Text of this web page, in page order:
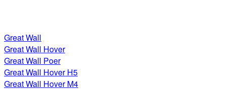
Great Wall
Great Wall Hover
Great Wall Poer
Great Wall Hover H5
Great Wall Hover M4